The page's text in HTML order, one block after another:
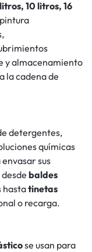
10 litros, 16
y almacenamiento
la cadena de
detergentes,
químicas
sus
baldes
hastatinetas
o recarga.
se usan para